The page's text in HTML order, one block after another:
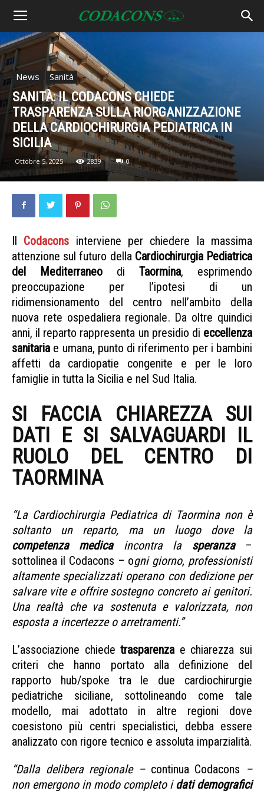
News Sanità
SANITÀ: IL CODACONS CHIEDE
TRASPARENZA SULLA RIORGANIZZAZIONE
DELLA CARDIOCHIRURGIA PEDIATRICA IN
SICILIA
Ottobre 5, 2025 2839 0
Il Codacons interviene per chiedere la massima
attenzione sul futuro della Cardiochirurgia Pediatrica
del Mediterraneo di Taormina, esprimendo
preoccupazione per l’ipotesi di un
ridimensionamento del centro nell’ambito della
nuova rete ospedaliera regionale. Da oltre quindici
anni, il reparto rappresenta un presidio di eccellenza
sanitaria e umana, punto di riferimento per i bambini
affetti da cardiopatie congenite e per le loro
famiglie in tutta la Sicilia e nel Sud Italia.
SI FACCIA CHIAREZZA SUI
DATI E SI SALVAGUARDI IL
RUOLO DEL CENTRO DI
TAORMINA
“La Cardiochirurgia Pediatrica di Taormina non è
soltanto un reparto, ma un luogo dove la
competenza medicaincontra la speranza
–
sottolinea il Codacons – ogni giorno, professionisti
altamente specializzati operano con dedizione per
salvare vite e offrire sostegno concreto ai genitori.
Una realtà che va sostenuta e valorizzata, non
esposta a incertezze o arretramenti.”
L’associazione chiedetrasparenza e chiarezza sui
criteri che hanno portato alla definizione del
rapporto hub/spoke tra le due cardiochirurgie
pediatriche siciliane, sottolineando come tale
modello, mai adottato in altre regioni dove
coesistono più centri specialistici, debba essere
analizzato con rigore tecnico e assoluta imparzialità.
“Dalla delibera regionale – continua Codacons –
non emergono in modo completo idati demografici